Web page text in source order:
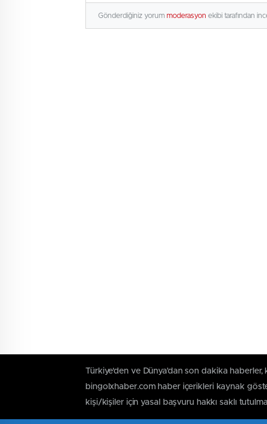
Gönderdiğiniz yorum moderasyon ekibi tarafından
Türkiye'den ve Dünya’dan son dakika
bingolxhaber.com haber içerikleri kaynak
kişi/kişiler için yasal başvuru hakkı saklı